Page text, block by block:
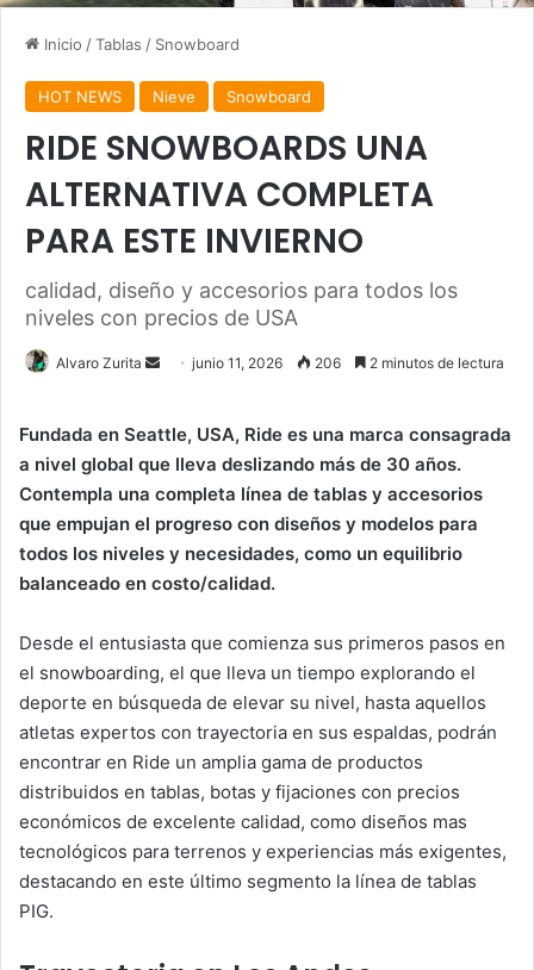
Inicio /Tablas / Snowboard
HOT NEWS Nieve Snowboard
RIDE SNOWBOARDS UNA
ALTERNATIVA COMPLETA
PARA ESTE INVIERNO
calidad, diseño y accesorios para todos los
niveles con precios de USA
Alvaro Zurita
Sendjunio 11, 2026 206 2 minutos de lectura
Fundada en Seattle, USA, Ride es una marca consagrada
a nivel global que lleva deslizando más de 30 años.
Contempla una completa línea de tablas y accesorios
que empujan el progreso con diseños y modelos para
todos los niveles y necesidades, como un equilibrio
balanceado en costo/calidad.
Desde el entusiasta que comienza sus primeros pasos en
el snowboarding, el que lleva un tiempo explorando el
deporte en búsqueda de elevar su nivel, hasta aquellos
atletas expertos con trayectoria en sus espaldas, podrán
encontrar en Ride un amplia gama de productos
distribuidos en tablas, botas y fijaciones con precios
económicos de excelente calidad, como diseños mas
tecnológicos para terrenos y experiencias más exigentes,
destacando en este último segmento la línea de tablas
PIG.